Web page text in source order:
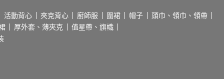
活動背心 夾克背心 廚師服 圍裙 帽子
頭巾、領巾、領帶
厚外套、薄夾克
值星帶、旗幟